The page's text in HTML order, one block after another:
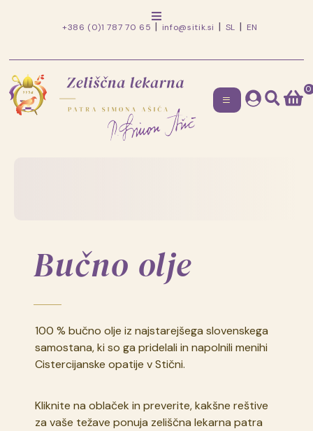
+386 (0)1 787 70 65 info@sitik.si SL EN
0
Bučno olje
100 % bučno olje iz najstarejšega slovenskega
samostana, ki so ga pridelali in napolnili menihi
Cistercijanske opatije v Stični.
Kliknite na oblaček in preverite, kakšne reštive
za vaše težave ponuja zeliščna lekarna patra